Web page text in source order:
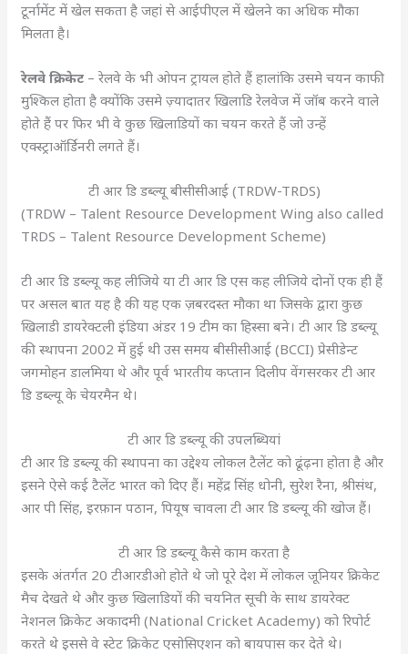
टूर्नामेंट में खेल सकता है जहां से आईपीएल में खेलने का अधिक मौका
मिलता है।
रेलवे क्रिकेट – रेलवे के भी ओपन ट्रायल होते हैं हालांकि उसमे चयन काफी
मुश्किल होता है क्योंकि उसमे ज़्यादातर खिलाडि रेलवेज में जॉब करने वाले
होते हैं पर फिर भी वे कुछ खिलाडियों का चयन करते हैं जो उन्हें
एक्स्ट्राऑर्डिनरी लगते हैं।
टी आर डि डब्ल्यू बीसीसीआई (TRDW-TRDS)
(TRDW – Talent Resource Development Wing also called
TRDS – Talent Resource Development Scheme)
टी आर डि डब्ल्यू कह लीजिये या टी आर डि एस कह लीजिये दोनों एक ही हैं
पर असल बात यह है की यह एक ज़बरदस्त मौका था जिसके द्वारा कुछ
खिलाडी डायरेक्टली इंडिया अंडर 19 टीम का हिस्सा बने। टी आर डि डब्ल्यू
की स्थापना 2002 में हुई थी उस समय बीसीसीआई (BCCI) प्रेसीडेन्ट
जगमोहन डालमिया थे और पूर्व भारतीय कप्तान दिलीप वेंगसरकर टी आर
डि डब्ल्यू के चेयरमैन थे।
टी आर डि डब्ल्यू की उपलब्धियां
टी आर डि डब्ल्यू की स्थापना का उद्देश्य लोकल टैलेंट को ढूंढ़ना होता है और
इसने ऐसे कई टैलेंट भारत को दिए हैं। महेंद्र सिंह धोनी, सुरेश रैना, श्रीसंथ,
आर पी सिंह, इरफ़ान पठान, पियूष चावला टी आर डि डब्ल्यू की खोज हैं।
टी आर डि डब्ल्यू कैसे काम करता है
इसके अंतर्गत 20 टीआरडीओ होते थे जो पूरे देश में लोकल जूनियर क्रिकेट
मैच देखते थे और कुछ खिलाडियों की चयनित सूची के साथ डायरेक्ट
नेशनल क्रिकेट अकादमी (National Cricket Academy) को रिपोर्ट
करते थे इससे वे स्टेट क्रिकेट एसोसिएशन को बायपास कर देते थे।